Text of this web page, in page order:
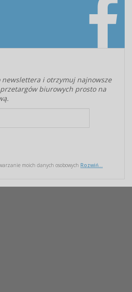
newslettera i otrzymuj najnowsze
biurowych prosto na
moich danych osobowych Rozwiń...